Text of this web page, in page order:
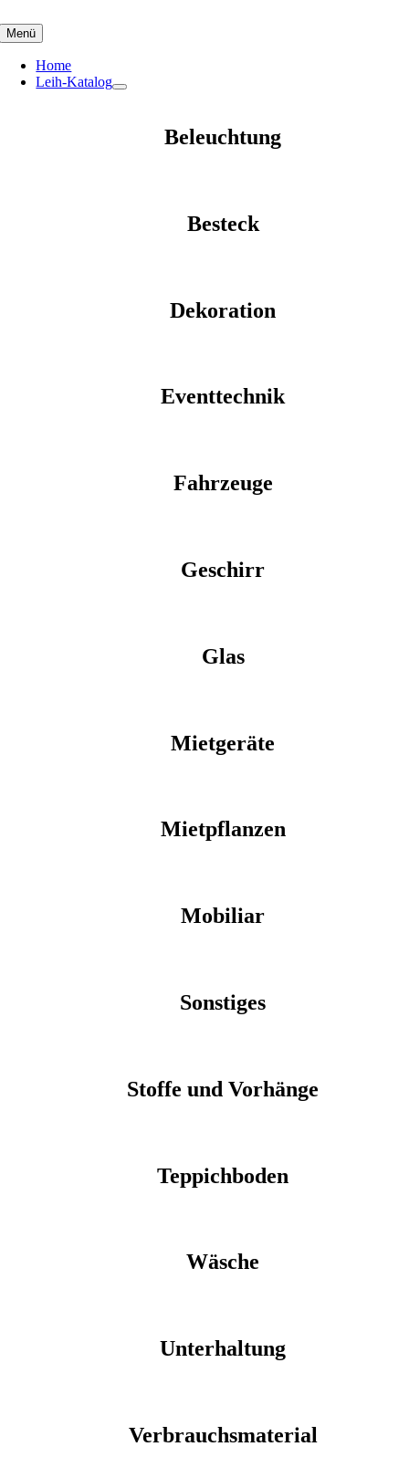
to
content
Menü
Home
Leih-Katalog
Beleuchtung
Besteck
Dekoration
Eventtechnik
Fahrzeuge
Geschirr
Glas
Mietgeräte
Mietpflanzen
Mobiliar
Sonstiges
Stoffe und Vorhänge
Teppichboden
Wäsche
Unterhaltung
Verbrauchsmaterial